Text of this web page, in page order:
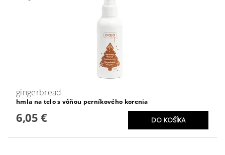
gingerbread
hmla na telo s vôňou perníkového korenia
6,05 €